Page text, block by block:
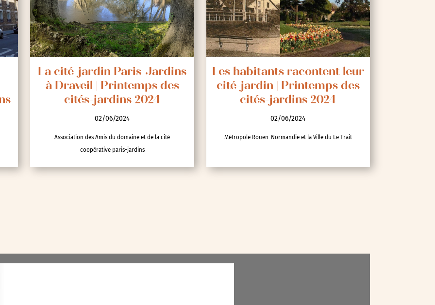
La cité-jardin Paris-Jardins
à Draveil | Printemps des
cités-jardins 2024
02/06/2024
Association des Amis du domaine et de la cité
coopérative paris-jardins
Les habitants racontent leur
cité-jardin | Printemps des
cités-jardins 2024
02/06/2024
Métropole Rouen-Normandie et la Ville du Le Trait